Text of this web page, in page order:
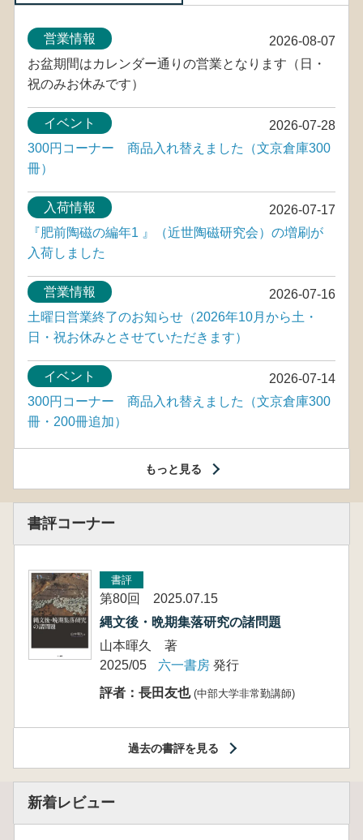
2026-08-07
営業情報
お盆期間はカレンダー通りの営業となります（日・
祝のみお休みです）
2026-07-28
イベント
300円コーナー 商品入れ替えました（文京倉庫300
冊）
2026-07-17
入荷情報
『肥前陶磁の編年1 』（近世陶磁研究会）の増刷が
入荷しました
2026-07-16
営業情報
土曜日営業終了のお知らせ（2026年10月から土・
日・祝お休みとさせていただきます）
2026-07-14
イベント
300円コーナー 商品入れ替えました（文京倉庫300
冊・200冊追加）
もっと見る
書評コーナー
書評
第80回 2025.07.15
縄文後・晩期集落研究の諸問題
山本暉久 著
2025/05
六一書房 発行
評者：長田友也 (中部大学非常勤講師)
過去の書評を見る
新着レビュー